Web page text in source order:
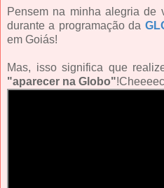
Pensem na minha alegria de
durante a programação da
em Goiás!
Mas, isso significa que
"aparecer na Globo"